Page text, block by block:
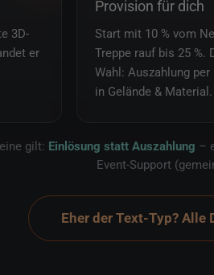
3D-
er
Provision für dich
Start mit 10 % vom
Treppe rauf bis 25 %.
Wahl: Auszahlung
in Gelände & Material.
gilt: Einlösung statt Auszahlung –
Event-Support
Eher der Text-Typ? Alle